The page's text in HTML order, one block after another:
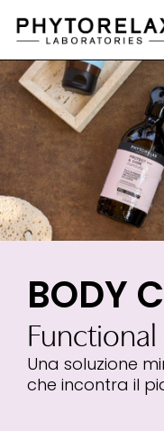
BODY
Una soluzione
che incontra il